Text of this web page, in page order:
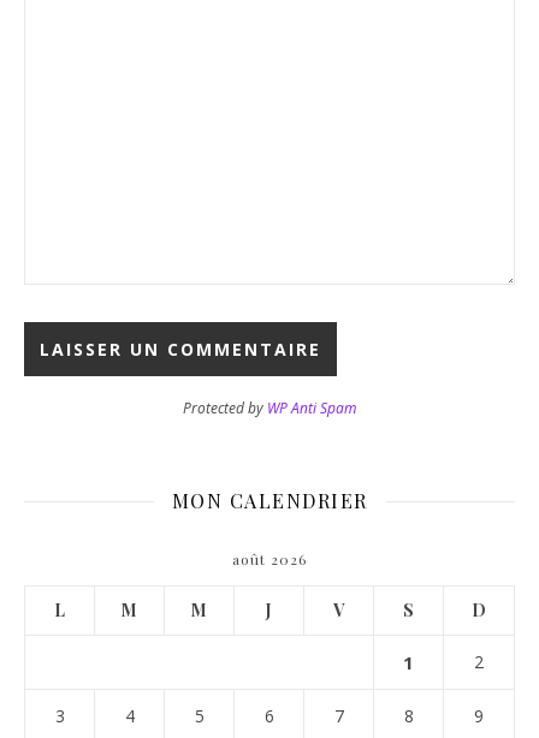
Protected by WP Anti Spam
MON CALENDRIER
août 2026
L M M J V S D
1 2
3 4 5 6 7 8 9